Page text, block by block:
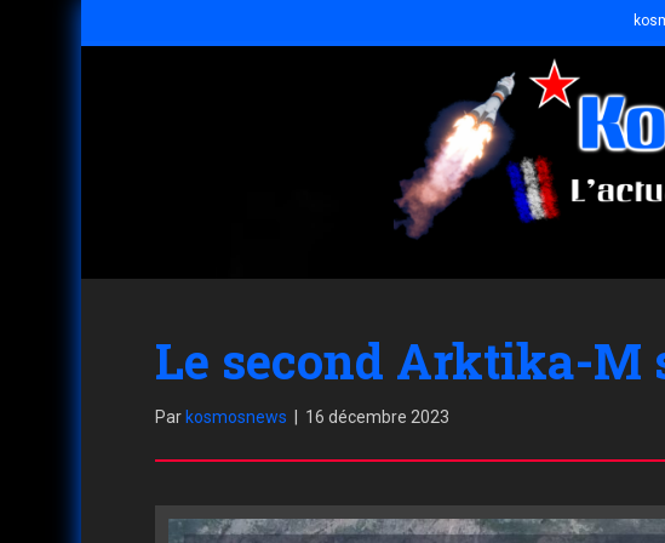
Le second Arktika-M
Par kosmosnews 16 décembre 2023